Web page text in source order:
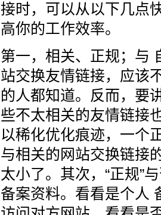
接时，可以从以下几点
高你的工作效率。
第一，相关、正规；与
站交换友情链接，应该
的人都知道。反而，要
些不太相关的友情链接
以稀化优化痕迹，一个
与相关的网站交换链接
太小了。其次，“正规”
备案资料。看看是个人